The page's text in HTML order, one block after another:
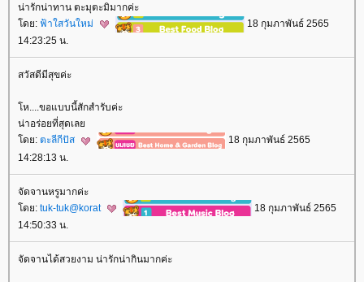
น่ารักน่าทาน ตะมุตะมิมากค่ะ
ดย: ฟ้าใสวันใหม่
18 กุมภาพันธ์ 2565
14:23:25 น.
สวัสดีมีสุขค่ะ
ห....ขอแบบนี้สักสำรับค่ะ
น่าอร่อยที่สุดเล
ดย: ตะลีกีปัส
18 กุมภาพันธ์ 2565
14:28:13 น.
จัดจานหรูมากค่ะ
ดย: tuk-tuk@korat
18 กุมภาพันธ์ 2565
14:50:33 น.
จัดจานได้สวยงาม น่ารักน่ากินมากค่ะ